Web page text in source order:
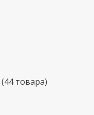
44 товара